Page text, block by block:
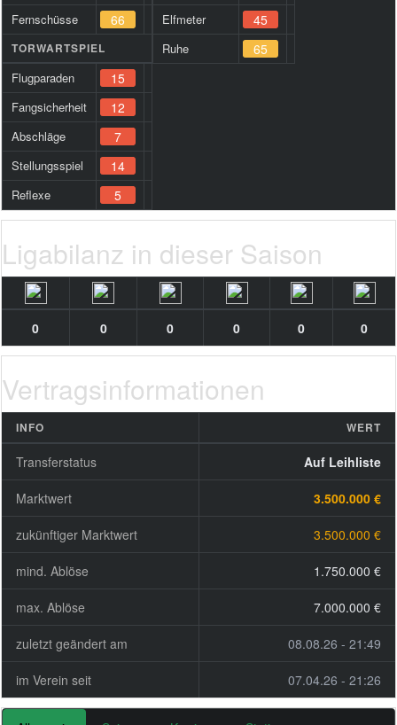
Fernschüsse 66
TORWARTSPIEL
Flugparaden 15
Fangsicherheit 12
Abschläge 7
Stellungsspiel 14
Reflexe 5
Elfmeter 45
Ruhe 65
Ligabilanz in dieser Saison
0 0 0 0 0 0
Vertragsinformationen
INFO WERT
Transferstatus Auf Leihliste
Marktwert 3.500.000 €
zukünftiger Marktwert 3.500.000 €
mind. Ablöse 1.750.000 €
max. Ablöse 7.000.000 €
zuletzt geändert am 08.08.26 - 21:49
im Verein seit 07.04.26 - 21:26